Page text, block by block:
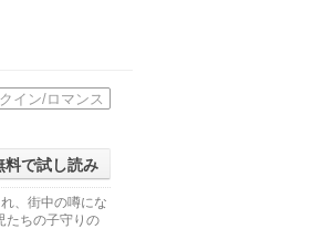
イン/ロマンス
料で試し読み
、街中の噂にな
たちの子守りの